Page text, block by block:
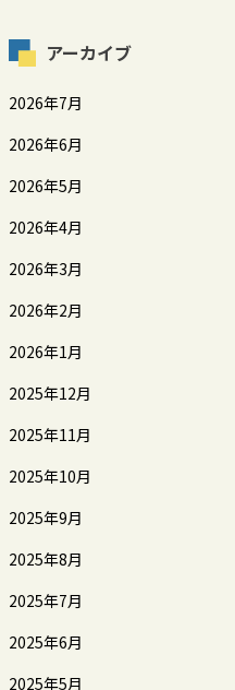
アーカイブ
2026年7月
2026年6月
2026年5月
2026年4月
2026年3月
2026年2月
2026年1月
2025年12月
2025年11月
2025年10月
2025年9月
2025年8月
2025年7月
2025年6月
2025年5月